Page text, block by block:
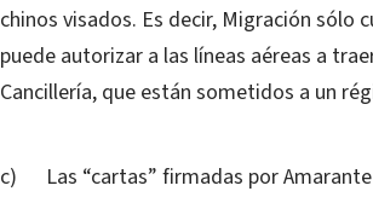
chinos visados. Es decir, Migración
puede autorizar a las líneas aéreas a
Cancillería, que están sometidos a un
c) Las “cartas” firmadas por Amarante